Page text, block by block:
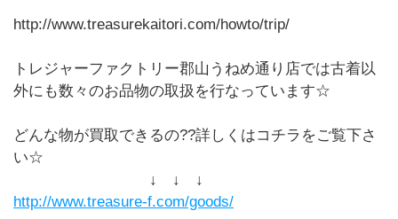
http://www.treasurekaitori.com/howto/trip/
トレジャーファクトリー郡山うねめ通り店では古着以
外にも数々のお品物の取扱を行なっています☆
どんな物が買取できるの??詳しくはコチラをご覧下さ
い☆
↓ ↓ ↓
http://www.treasure-f.com/goods/